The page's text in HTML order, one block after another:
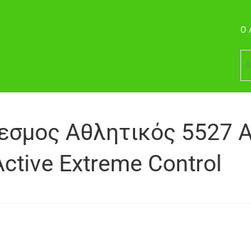
Ο
Αθλητικός 5527
Extreme Control